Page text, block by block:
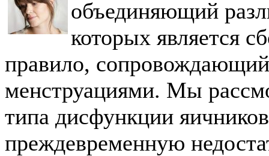
объединяющий
которых является
правило,
менструациями. Мы
типа дисфункции
преждевременную